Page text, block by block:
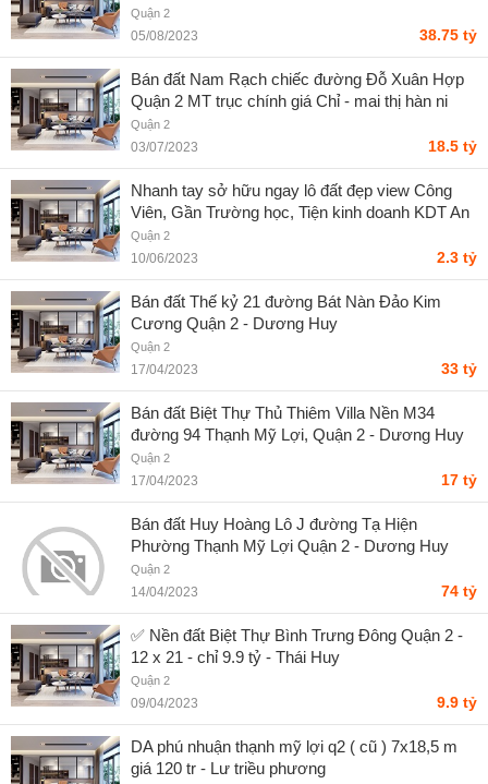
Thiêm - Nguyễn Xuân Tích
Quận 2
05/08/2023 38.75 tỷ
Bán đất Nam Rạch chiếc đường Đỗ Xuân Hợp
Quận 2 MT trục chính giá Chỉ - mai thị hàn ni
Quận 2
03/07/2023 18.5 tỷ
Nhanh tay sở hữu ngay lô đất đẹp view Công
Viên, Gần Trường học, Tiện kinh doanh KDT An
Phú - trần thị huế
Quận 2
10/06/2023 2.3 tỷ
Bán đất Thế kỷ 21 đường Bát Nàn Đảo Kim
Cương Quận 2 - Dương Huy
Quận 2
17/04/2023 33 tỷ
Bán đất Biệt Thự Thủ Thiêm Villa Nền M34
đường 94 Thạnh Mỹ Lợi, Quận 2 - Dương Huy
Quận 2
17/04/2023 17 tỷ
Bán đất Huy Hoàng Lô J đường Tạ Hiện
Phường Thạnh Mỹ Lợi Quận 2 - Dương Huy
Quận 2
14/04/2023 74 tỷ
✅ Nền đất Biệt Thự Bình Trưng Đông Quận 2 -
12 x 21 - chỉ 9.9 tỷ - Thái Huy
Quận 2
09/04/2023 9.9 tỷ
DA phú nhuận thạnh mỹ lợi q2 ( cũ ) 7x18,5 m
giá 120 tr - Lư triều phương